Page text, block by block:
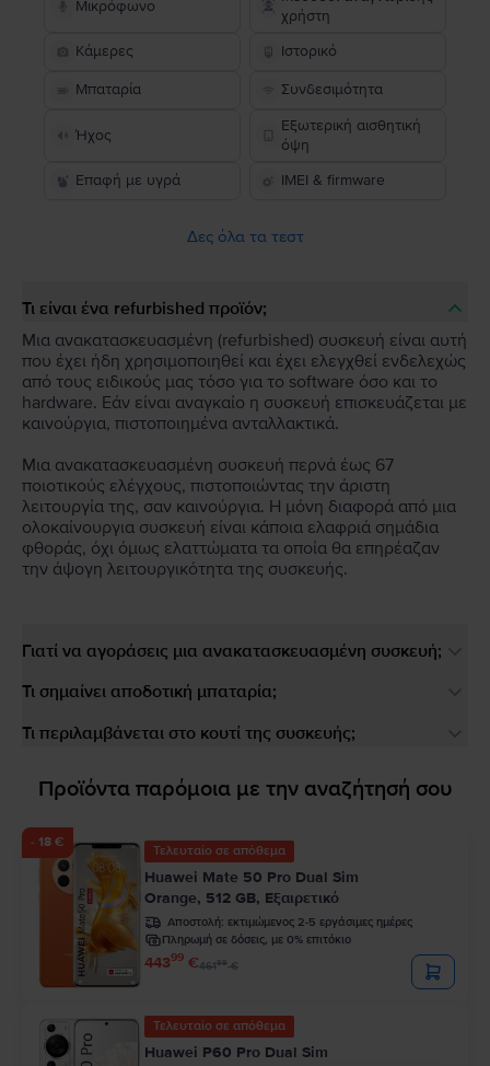
Μικρόφωνο
χρήστη
Κάμερες
Ιστορικό
Μπαταρία Συνδεσιμότητα
Ήχος
Εξωτερική αισθητική
όψη
Επαφή με υγρά
IMEI & firmware
Δες όλα τα τεστ
Τι είναι ένα refurbished προϊόν;
Μια ανακατασκευασμένη (refurbished) συσκευή είναι αυτή
που έχει ήδη χρησιμοποιηθεί και έχει ελεγχθεί ενδελεχώς
από τους ειδικούς μας τόσο για το software όσο και το
hardware. Εάν είναι αναγκαίο η συσκευή επισκευάζεται με
καινούργια, πιστοποιημένα ανταλλακτικά.
Μια ανακατασκευασμένη συσκευή περνά έως 67
ποιοτικούς ελέγχους, πιστοποιώντας την άριστη
λειτουργία της, σαν καινούργια. Η μόνη διαφορά από μια
ολοκαίνουργια συσκευή είναι κάποια ελαφριά σημάδια
φθοράς, όχι όμως ελαττώματα τα οποία θα επηρέαζαν
την άψογη λειτουργικότητα της συσκευής.
Γιατί να αγοράσεις μια ανακατασκευασμένη συσκευή;
Τι σημαίνει αποδοτική μπαταρία;
Τι περιλαμβάνεται στο κουτί της συσκευής;
Προϊόντα παρόμοια με την αναζήτησή σου
- 18 €
Τελευταίο σε απόθεμα
Huawei Mate 50 Pro Dual Sim
Orange, 512 GB, Εξαιρετικό
Αποστολή: εκτιμώμενος 2-5 εργάσιμες ημέρες
Πληρωμή σε δόσεις, με 0% επιτόκιο
44399 €46199€
Τελευταίο σε απόθεμα
Huawei P60 Pro Dual Sim